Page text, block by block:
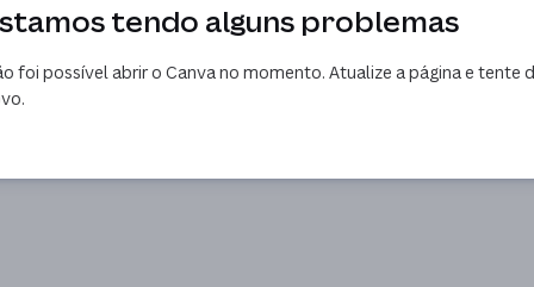
tendo alguns problemas
foi possível abrir o Canva no momento. Atualize a página e tente